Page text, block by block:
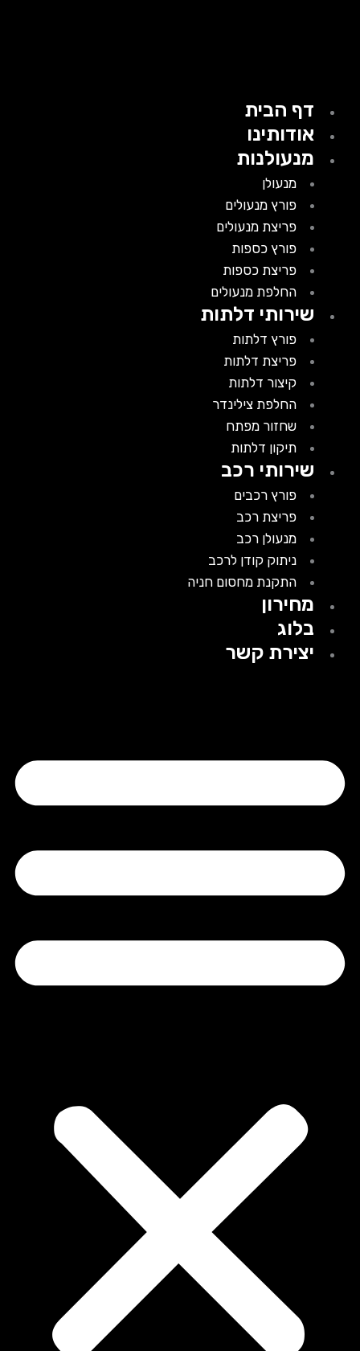
דף הבית
אודותינו
מנעולנות
מנעולן
פורץ מנעולים
פריצת מנעולים
פורץ כספות
פריצת כספות
החלפת מנעולים
שירותי דלתות
פורץ דלתות
פריצת דלתות
קיצור דלתות
החלפת צילינדר
שחזור מפתח
תיקון דלתות
שירותי רכב
פורץ רכבים
פריצת רכב
מנעולן רכב
ניתוק קודן לרכב
התקנת מחסום חניה
מחירון
בלוג
יצירת קשר